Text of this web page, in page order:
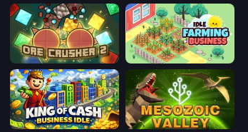
OreCrusher 2 Idle Farming Business
King of Cash Business Idle Cell to Singularity: Mesozoic Valley